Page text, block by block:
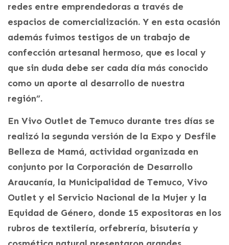
redes entre emprendedoras a través de
espacios de comercialización. Y en esta ocasión
además fuimos testigos de un trabajo de
confección artesanal hermoso, que es local y
que sin duda debe ser cada día más conocido
como un aporte al desarrollo de nuestra
región”.
En Vivo Outlet de Temuco durante tres días se
realizó la segunda versión de la Expo y Desfile
Belleza de Mamá, actividad organizada en
conjunto por la Corporación de Desarrollo
Araucanía, la Municipalidad de Temuco, Vivo
Outlet y el Servicio Nacional de la Mujer y la
Equidad de Género, donde 15 expositoras en los
rubros de textilería, orfebrería, bisutería y